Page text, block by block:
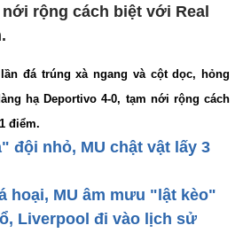
rộng cách biệt với Real
đá trúng xà ngang và cột dọc, hỏng
hạ Deportivo 4-0, tạm nới rộng cách
điểm.
đội nhỏ, MU chật vật lấy 3
hoại, MU âm mưu "lật kèo"
Liverpool đi vào lịch sử